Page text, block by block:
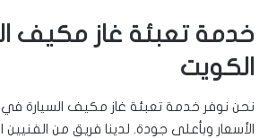
خدمة تعبئة غاز مكيف
الكويت
نحن نوفر خدمة تعبئة غاز مكيف السيارة
الأسعار وبأعلى جودة. لدينا فريق من